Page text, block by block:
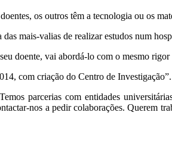
os outros têm a tecnologia ou os
mais-valias de realizar estudos num
doente, vai abordá-lo com o mesmo
com criação do Centro de Investigação”.
parcerias com entidades
nos a pedir colaborações. Querem